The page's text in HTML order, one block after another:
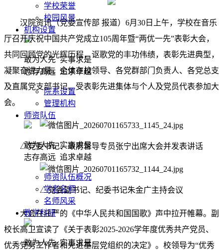
学校荣誉
校园风景
机构设置
敢为人先 实事求是
志存高远 追求卓越
院系设置
管理机构
师资队伍
敢为人先 实事求是
志存高远 追求卓越
师资队伍概况
学者名师
名师风采
教学科研
敢为人先 实事求是
汉院资讯（党委宣传部 报道）6月30日上午，学校在音乐
厅召开庆祝中国共产党成立105周年暨“两优一先”表彰大会，
共同回顾党的光辉历程，讴歌党的丰功伟绩，表彰先进典型，
凝聚奋进力量。全体在校领导、各党群部门负责人、各党总支
及直属党支部书记、受表彰先进集体与个人及党员代表参加大
会。
△党委书记、政府督导专员张宁出席大会并发表讲话
△党委副书记、纪委书记朱金广主持会议
大会在庄严的《中华人民共和国国歌》声中拉开帷幕。副
校长高卫宣读了《关于表彰2025-2026学年度优秀共产党员、
优秀党务工作者和先进基层党组织的决定》。校领导为“优秀